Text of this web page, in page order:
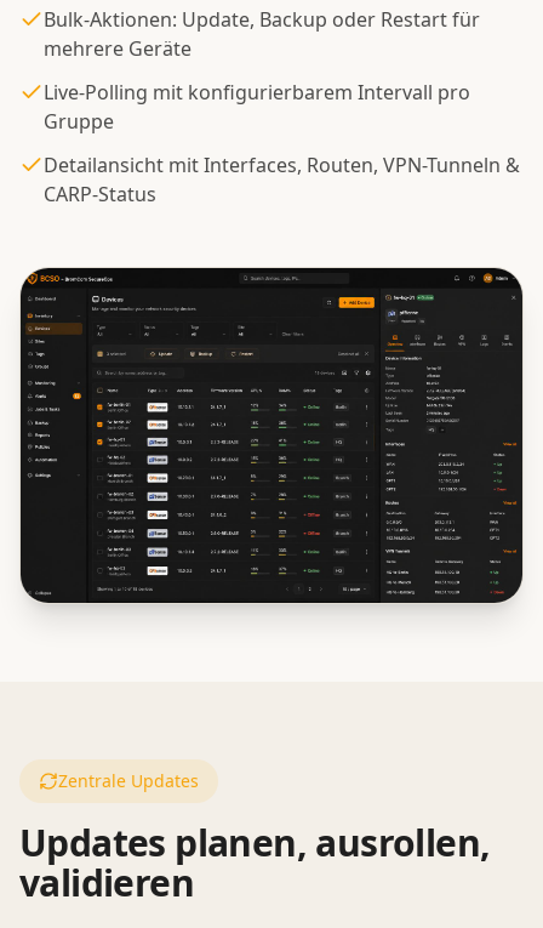
Bulk-Aktionen: Update, Backup oder Restart für
mehrere Geräte
Live-Polling mit konfigurierbarem Intervall pro
Gruppe
Detailansicht mit Interfaces, Routen, VPN-Tunneln &
CARP-Status
Zentrale Updates
Updates planen, ausrollen,
validieren